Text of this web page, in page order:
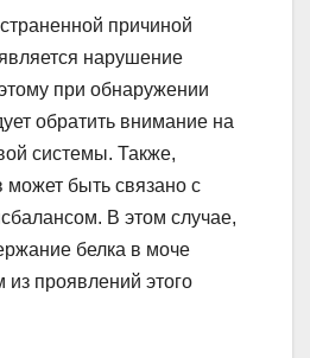
причиной
нарушение
при обнаружении
обратить внимание на
системы. Также,
может быть связано с
В этом случае,
белка в моче
проявлений этого